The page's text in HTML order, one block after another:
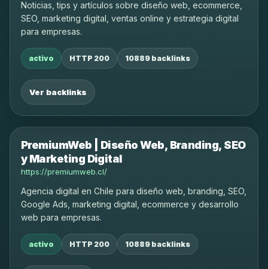
Noticias, tips y artículos sobre diseño web, ecommerce,
SEO, marketing digital, ventas online y estrategia digital
para empresas.
activo HTTP 200 10889 backlinks
Ver backlinks
PremiumWeb | Diseño Web, Branding, SEO
y Marketing Digital
https://premiumweb.cl/
Agencia digital en Chile para diseño web, branding, SEO,
Google Ads, marketing digital, ecommerce y desarrollo
web para empresas.
activo HTTP 200 10889 backlinks